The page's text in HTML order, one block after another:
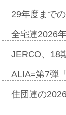
29年度まで
全宅連2026
JERCO、18
ALIA=第7弾
住団連の